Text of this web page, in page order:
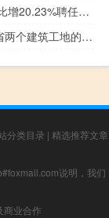
滨江集团：前三季度归母净利润24.73亿元同比增20.23%聘任张洪力为新总裁余忠祥辞任执行总裁
工地起重机械安全监管现存问题与建议,河南省两个建筑工地的起重机械检验什么时候不再回到质量技术上来了...
分类目录 | 精选推荐文章
说明，我们
商业合作